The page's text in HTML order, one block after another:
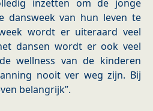
inzetten om de jonge
dansweek van hun leven te
wordt er uiteraard veel
dansen wordt er ook veel
wellness van de kinderen
nooit ver weg zijn. Bij
belangrijk”.